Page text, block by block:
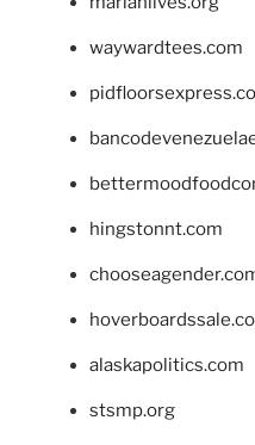
waywardtees.com
hingstonnt.com
alaskapolitics.com
stsmp.org